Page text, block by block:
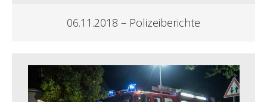
06.11.2018 – Polizeiberichte